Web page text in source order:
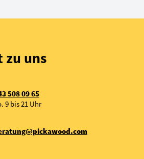
zu uns
508 09 65
9 bis 21 Uhr